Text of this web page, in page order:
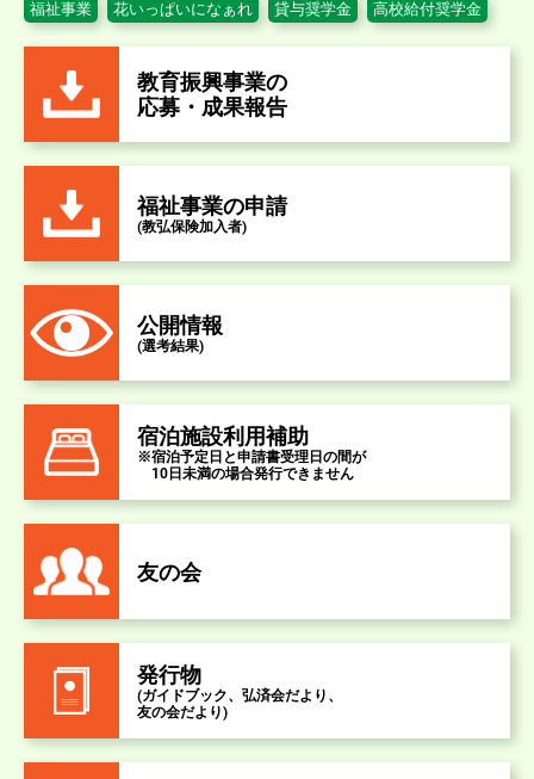
福祉事業
花いっぱいになぁれ 貸与奨学金 高校給付奨学金
教育振興事業の
応募・成果報告
福祉事業の申請
(教弘保険加入者)
公開情報
(選考結果)
宿泊施設利用補助
※宿泊予定日と申請書受理日の間が
10日未満の場合発行できません
友の会
発行物
(ガイドブック、弘済会だより、
友の会だより)